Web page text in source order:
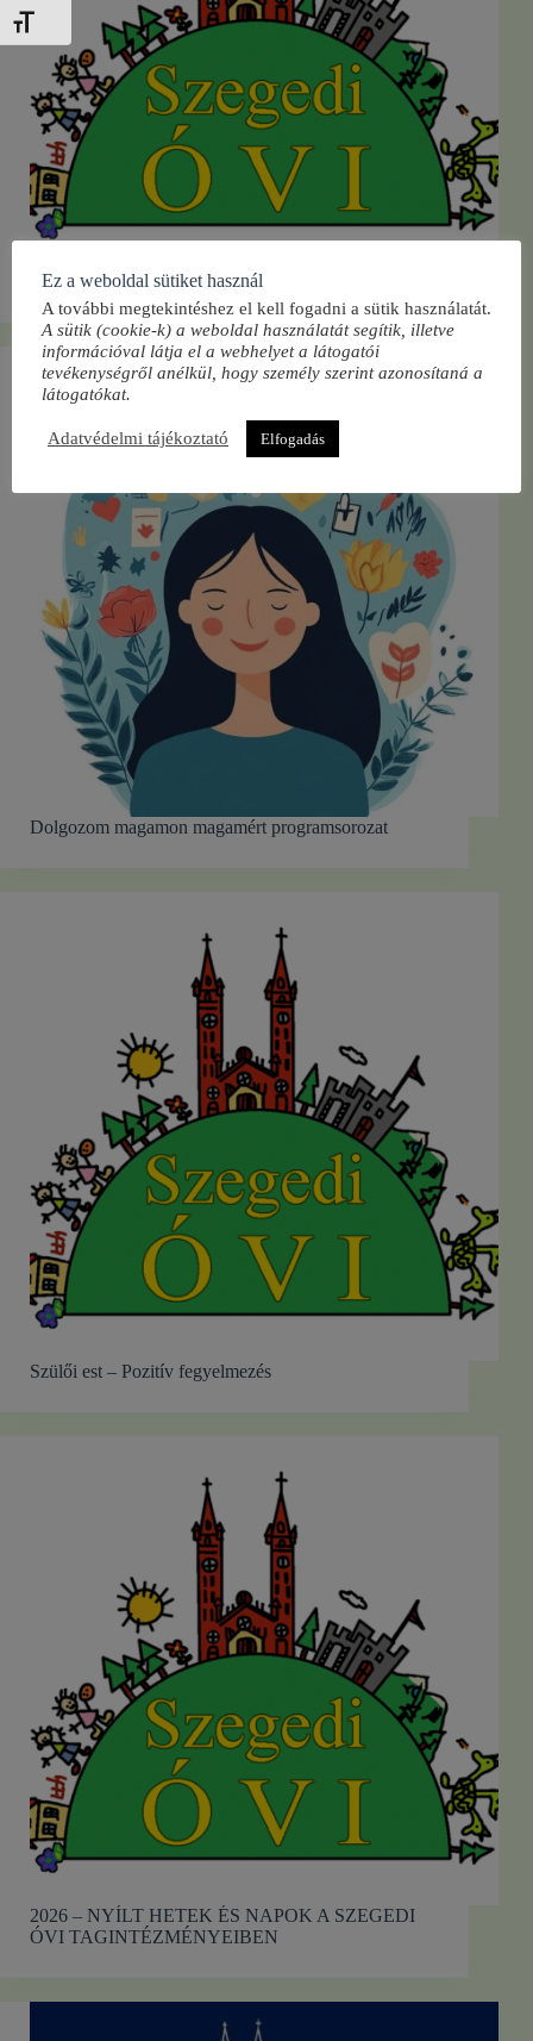
Betűméret váltása
Közlemény az óvodai beiratkozásról
Dolgozom magamon magamért programsorozat
Szülői est – Pozitív fegyelmezés
2026 – NYÍLT HETEK ÉS NAPOK A SZEGEDI
ÓVI TAGINTÉZMÉNYEIBEN
Ez a weboldal sütiket használ
A további megtekintéshez el kell fogadni a sütik használatát.
A sütik (cookie-k) a weboldal használatát segítik, illetve
információval látja el a webhelyet a látogatói
tevékenységről anélkül, hogy személy szerint azonosítaná a
látogatókat.
Adatvédelmi tájékoztató Elfogadás